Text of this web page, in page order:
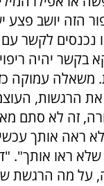
הזה יושב פצע
נכנסים לקשר
בקשר יהיה
משאלה עמוקה
הרגשות,
זה לא סתם
ראה אותך
ראו אותך".
על מה הרגשת